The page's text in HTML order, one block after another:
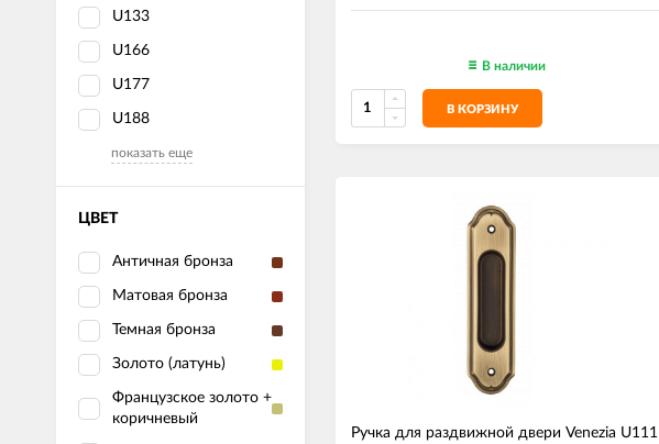
U133
U166
U177
U188
показать еще
ЦВЕТ
Античная бронза
Матовая бронза
Темная бронза
Золото (латунь)
Французское золото +
коричневый
В наличии
В КОРЗИНУ
Ручка для раздвижной двери Venezia U111